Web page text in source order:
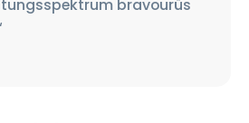
bravourüs